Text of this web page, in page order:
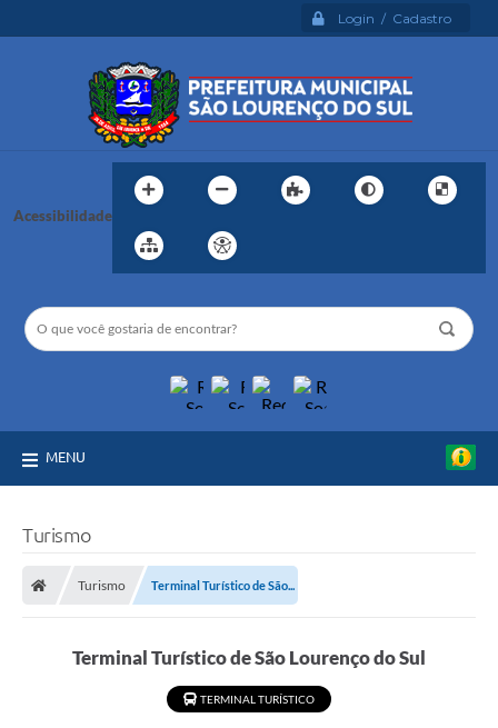
Login / Cadastro
Acessibilidade
MENU
Turismo
Turismo Terminal Turístico de São...
Terminal Turístico de São Lourenço do Sul
TERMINAL TURÍSTICO